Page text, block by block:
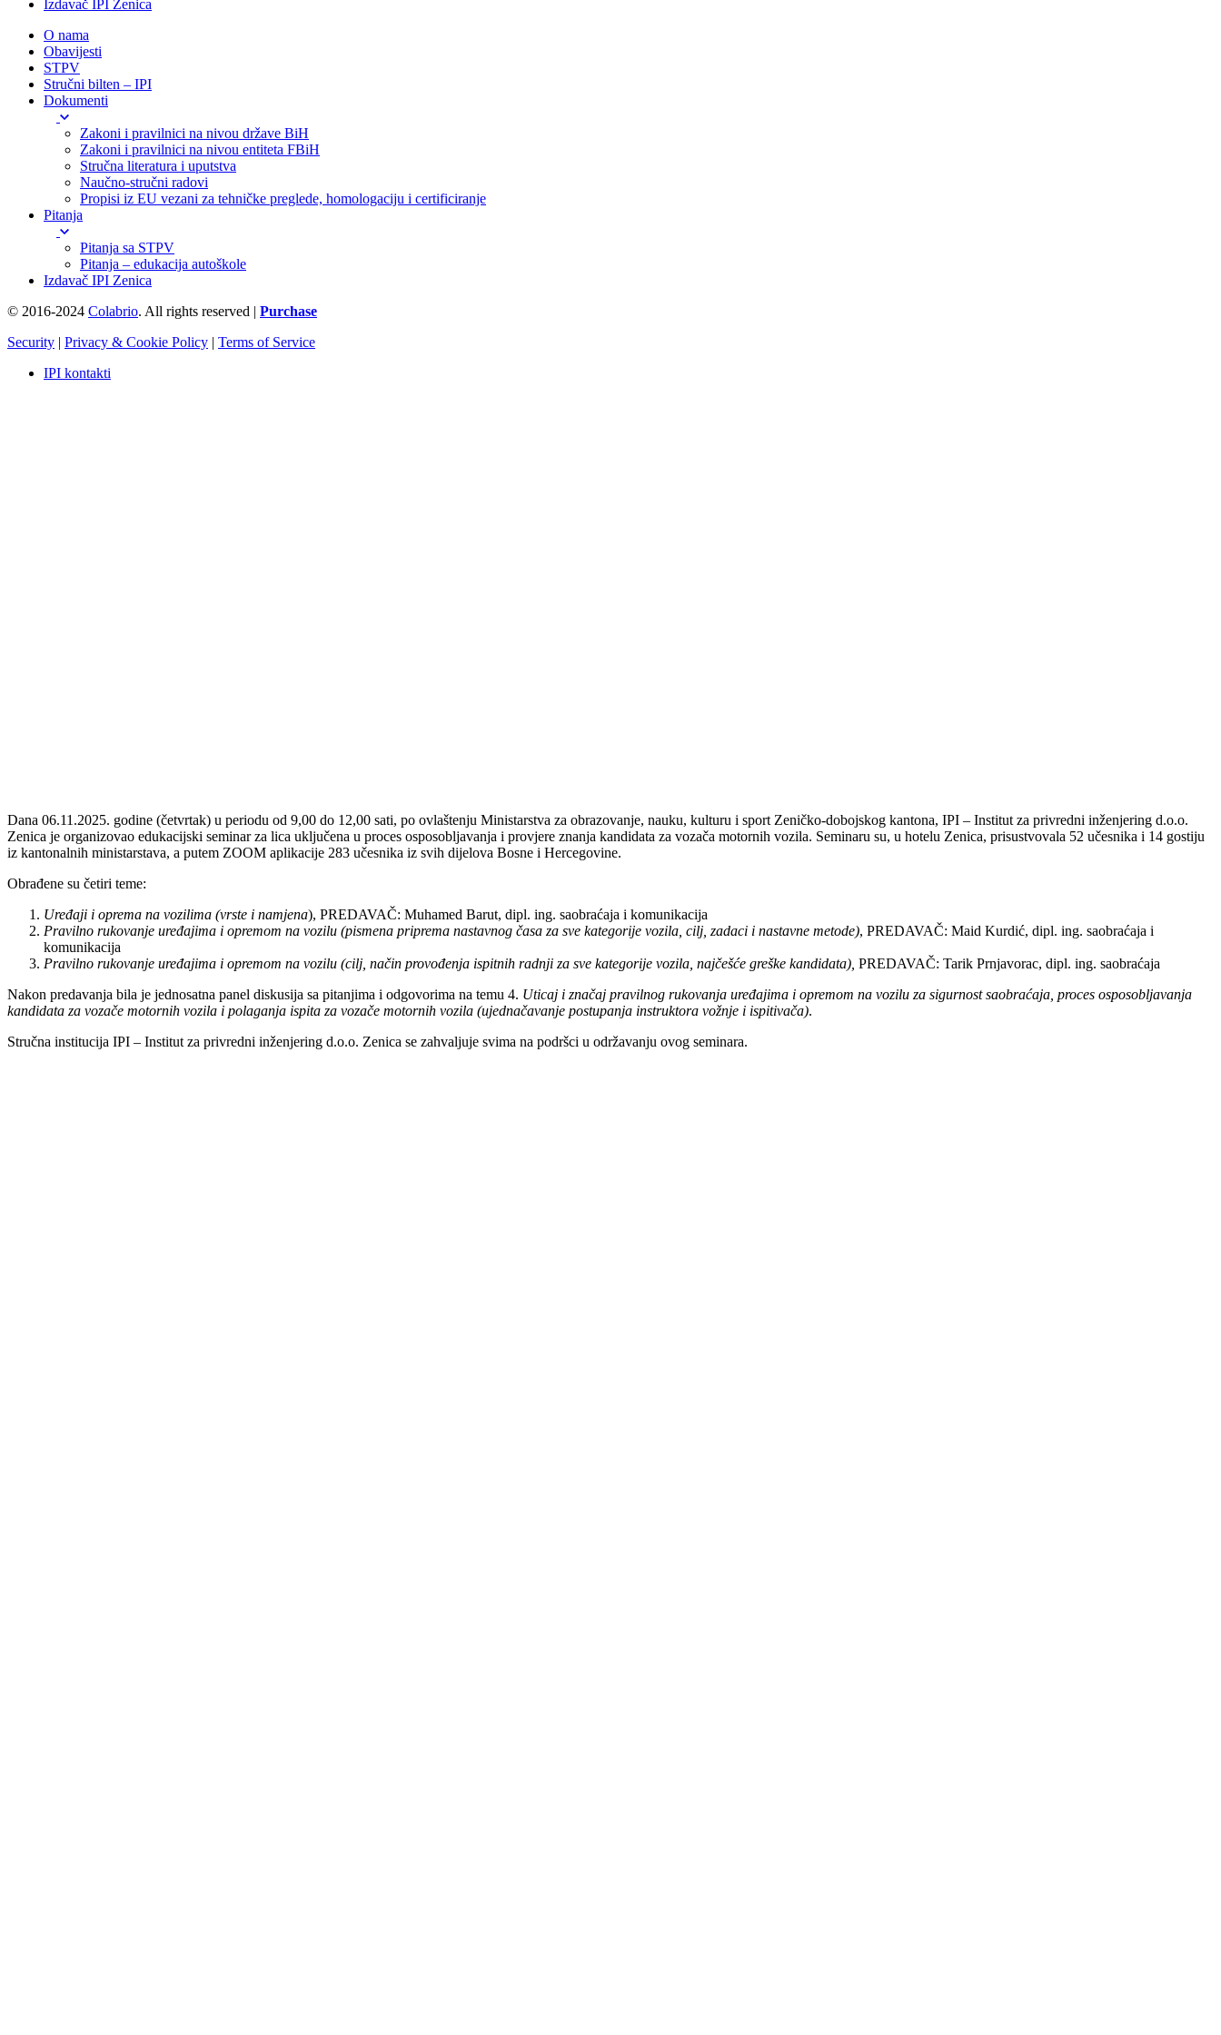
Izdavač IPI Zenica
O nama
Obavijesti
STPV
Stručni bilten – IPI
Dokumenti
Zakoni i pravilnici na nivou države BiH
Zakoni i pravilnici na nivou entiteta FBiH
Stručna literatura i uputstva
Naučno-stručni radovi
Propisi iz EU vezani za tehničke preglede, homologaciju i certificiranje
Pitanja
Pitanja sa STPV
Pitanja – edukacija autoškole
Izdavač IPI Zenica
© 2016-2024 Colabrio. All rights reserved | Purchase
Security | Privacy & Cookie Policy | Terms of Service
IPI kontakti
Dana 06.11.2025. godine (četvrtak) u periodu od 9,00 do 12,00 sati, po ovlaštenju Ministarstva za obrazovanje, nauku, kulturu i sport Zeničko-dobojskog kantona, IPI – Institut za privredni inženjering d.o.o.
Zenica je organizovao edukacijski seminar za lica uključena u proces osposobljavanja i provjere znanja kandidata za vozača motornih vozila. Seminaru su, u hotelu Zenica, prisustvovala 52 učesnika i 14 gostiju
iz kantonalnih ministarstava, a putem ZOOM aplikacije 283 učesnika iz svih dijelova Bosne i Hercegovine.
Obrađene su četiri teme:
Uređaji i oprema na vozilima (vrste i namjena), PREDAVAČ: Muhamed Barut, dipl. ing. saobraćaja i komunikacija
Pravilno rukovanje uređajima i opremom na vozilu (pismena priprema nastavnog časa za sve kategorije vozila, cilj, zadaci i nastavne metode), PREDAVAČ: Maid Kurdić, dipl. ing. saobraćaja i
komunikacija
Pravilno rukovanje uređajima i opremom na vozilu (cilj, način provođenja ispitnih radnji za sve kategorije vozila, najčešće greške kandidata), PREDAVAČ: Tarik Prnjavorac, dipl. ing. saobraćaja
Nakon predavanja bila je jednosatna panel diskusija sa pitanjima i odgovorima na temu 4. Uticaj i značaj pravilnog rukovanja uređajima i opremom na vozilu za sigurnost saobraćaja, proces osposobljavanja
kandidata za vozače motornih vozila i polaganja ispita za vozače motornih vozila (ujednačavanje postupanja instruktora vožnje i ispitivača).
Stručna institucija IPI – Institut za privredni inženjering d.o.o. Zenica se zahvaljuje svima na podršci u održavanju ovog seminara.